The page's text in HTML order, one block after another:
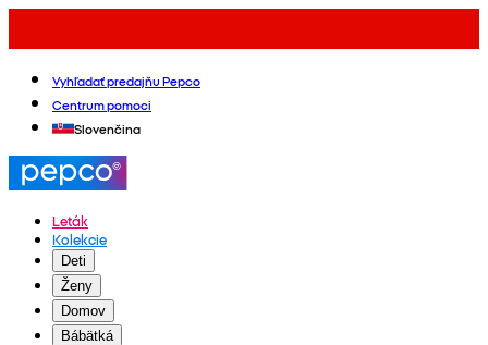
Vyhľadať predajňu Pepco
Centrum pomoci
Slovenčina
Leták
Kolekcie
Deti
Ženy
Domov
Bábätká